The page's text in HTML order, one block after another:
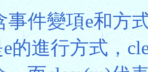
事件變項e和方
的進行方式，